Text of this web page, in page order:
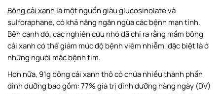
Bông cải xanh là một nguồn giàu glucosinolate và
sulforaphane, có khả năng ngăn ngừa các bệnh mạn tính.
Bên cạnh đó, các nghiên cứu nhỏ đã chỉ ra rằng mầm bông
cải xanh có thể giảm mức độ bệnh viêm nhiễm, đặc biệt là ở
những người mắc bệnh tim.
Hơn nữa, 91g bông cải xanh thô có chứa nhiều thành phần
dinh dưỡng bao gồm: 77% giá trị dinh dưỡng hàng ngày (DV)